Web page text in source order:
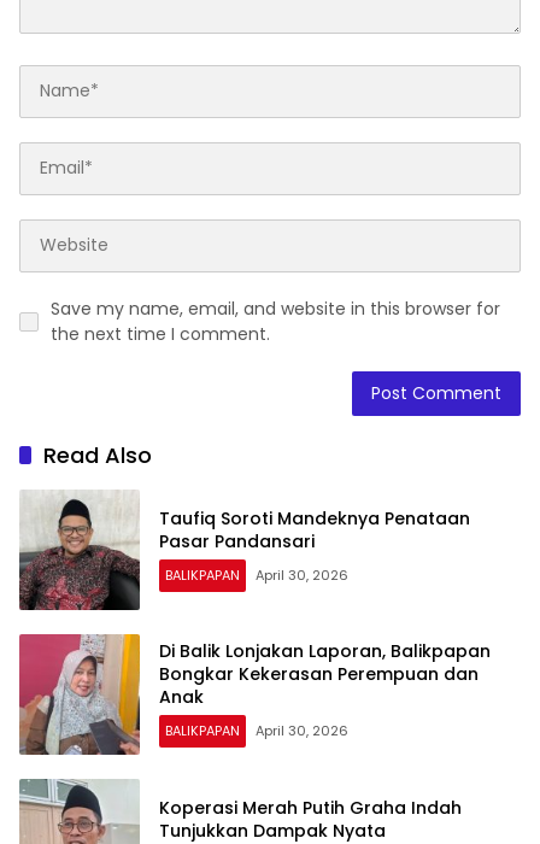
Save my name, email, and website in this browser for
the next time I comment.
Read Also
Taufiq Soroti Mandeknya Penataan
Pasar Pandansari
BALIKPAPAN April 30, 2026
Di Balik Lonjakan Laporan, Balikpapan
Bongkar Kekerasan Perempuan dan
Anak
BALIKPAPAN April 30, 2026
Koperasi Merah Putih Graha Indah
Tunjukkan Dampak Nyata